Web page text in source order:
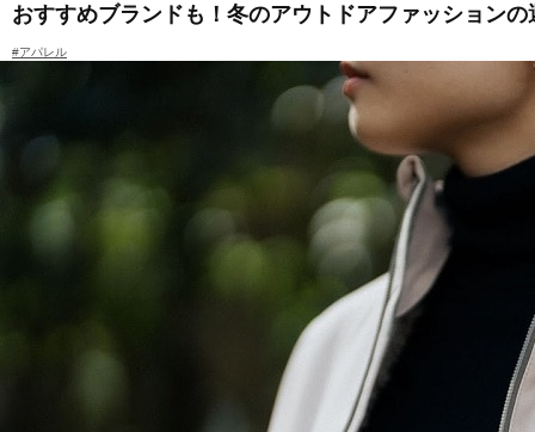
おすすめブランドも！冬のアウトドアファッション
#アパレル